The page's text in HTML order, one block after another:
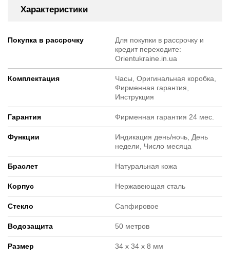
Характеристики
Покупка в рассрочку
Для покупки в рассрочку и
кредит переходите:
Orientukraine.in.ua
Комплектация
Часы, Оригинальная коробка,
Фирменная гарантия,
Инструкция
Гарантия Фирменная гарантия 24 мес.
Функции
Индикация день/ночь, День
недели, Число месяца
Браслет Натуральная кожа
Корпус Нержавеющая сталь
Стекло Сапфировое
Водозащита 50 метров
Размер 34 х 34 х 8 мм